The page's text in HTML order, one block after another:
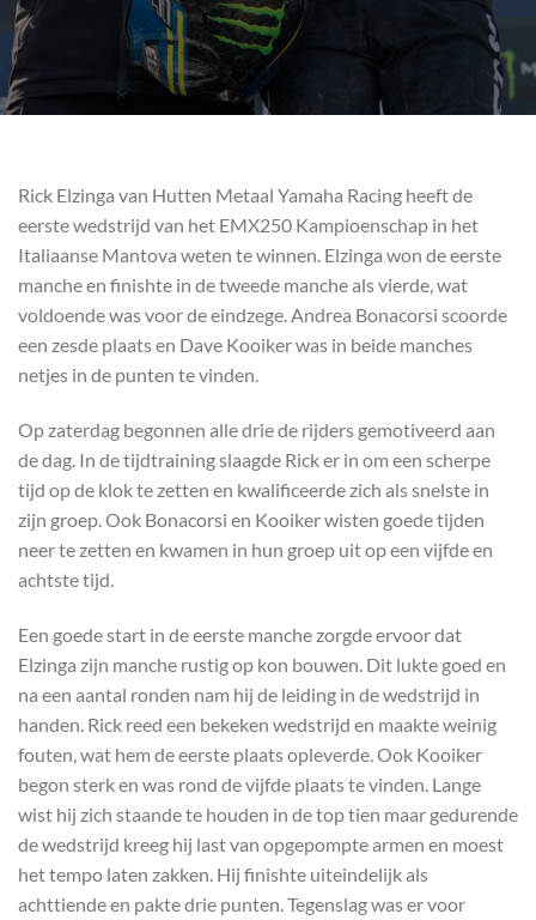
Rick Elzinga van Hutten Metaal Yamaha Racing heeft de
eerste wedstrijd van het EMX250 Kampioenschap in het
Italiaanse Mantova weten te winnen. Elzinga won de eerste
manche en finishte in de tweede manche als vierde, wat
voldoende was voor de eindzege. Andrea Bonacorsi scoorde
een zesde plaats en Dave Kooiker was in beide manches
netjes in de punten te vinden.
Op zaterdag begonnen alle drie de rijders gemotiveerd aan
de dag. In de tijdtraining slaagde Rick er in om een scherpe
tijd op de klok te zetten en kwalificeerde zich als snelste in
zijn groep. Ook Bonacorsi en Kooiker wisten goede tijden
neer te zetten en kwamen in hun groep uit op een vijfde en
achtste tijd.
Een goede start in de eerste manche zorgde ervoor dat
Elzinga zijn manche rustig op kon bouwen. Dit lukte goed en
na een aantal ronden nam hij de leiding in de wedstrijd in
handen. Rick reed een bekeken wedstrijd en maakte weinig
fouten, wat hem de eerste plaats opleverde. Ook Kooiker
begon sterk en was rond de vijfde plaats te vinden. Lange
wist hij zich staande te houden in de top tien maar gedurende
de wedstrijd kreeg hij last van opgepompte armen en moest
het tempo laten zakken. Hij finishte uiteindelijk als
achttiende en pakte drie punten. Tegenslag was er voor